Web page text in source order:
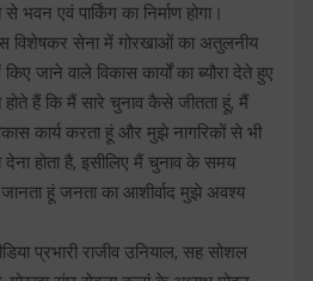
भवन एवं पार्किंग का निर्माण होगा।
विशेषकर सेना में गोरखाओं का अतुलनीय
जाने वाले विकास कार्यों का ब्यौरा देते हुए
हैं कि मैं सारे चुनाव कैसे जीतता हूं, मैं
कार्य करता हूं और मुझे नागरिकों से भी
होता है, इसीलिए मैं चुनाव के समय
जानता हूं जनता का आशीर्वाद मुझे अवश्य
प्रभारी राजीव उनियाल, सह सोशल